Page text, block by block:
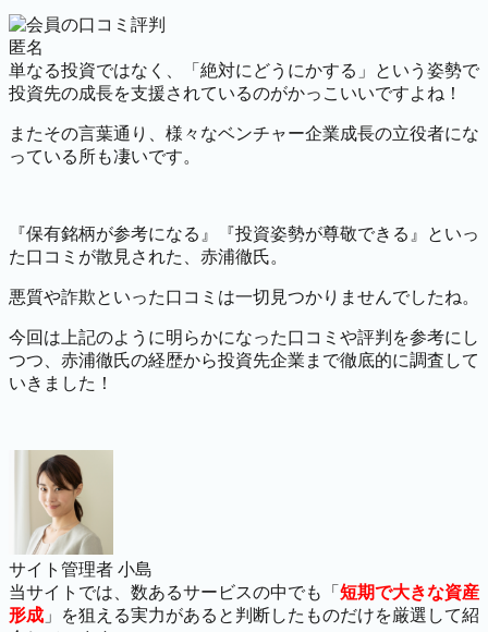
匿名
単なる投資ではなく、「絶対にどうにかする」という姿勢で
投資先の成長を支援されているのがかっこいいですよね！
またその言葉通り、様々なベンチャー企業成長の立役者にな
っている所も凄いです。
『保有銘柄が参考になる』『投資姿勢が尊敬できる』といっ
た口コミが散見された、赤浦徹氏。
悪質や詐欺といった口コミは一切見つかりませんでしたね。
今回は上記のように明らかになった口コミや評判を参考にし
つつ、赤浦徹氏の経歴から投資先企業まで徹底的に調査して
いきました！
サイト管理者 小島
当サイトでは、数あるサービスの中でも「 短期で大きな資産
形成 」を狙える実力があると判断したものだけを厳選して紹